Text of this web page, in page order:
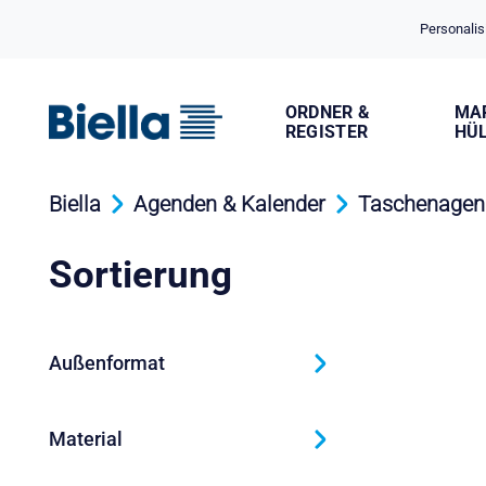
ORDNER &
REGISTER
Biella Agenden & Kalender
Sortierung
Außenformat
Material